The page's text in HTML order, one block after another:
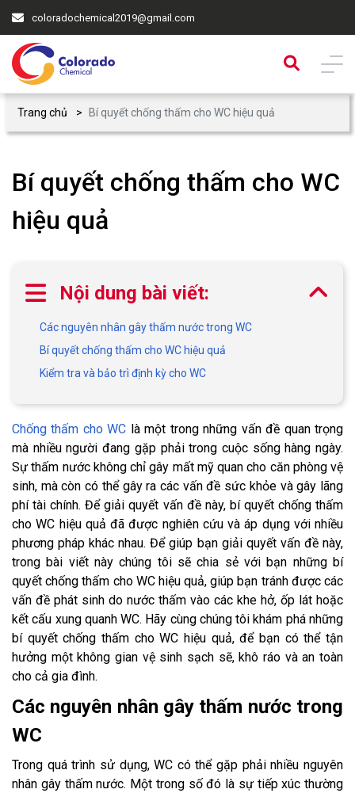
coloradochemical2019@gmail.com
Trang chủ Bí quyết chống thấm cho WC hiệu quả
Bí quyết chống thấm cho WC
hiệu quả
Nội dung bài viết:
Các nguyên nhân gây thấm nước trong WC
Bí quyết chống thấm cho WC hiệu quả
Kiểm tra và bảo trì định kỳ cho WC
Chống thấm cho WC là một trong những vấn đề quan trọng
mà nhiều người đang gặp phải trong cuộc sống hàng ngày.
Sự thấm nước không chỉ gây mất mỹ quan cho căn phòng vệ
sinh, mà còn có thể gây ra các vấn đề sức khỏe và gây lãng
phí tài chính. Để giải quyết vấn đề này, bí quyết chống thấm
cho WC hiệu quả đã được nghiên cứu và áp dụng với nhiều
phương pháp khác nhau. Để giúp bạn giải quyết vấn đề này,
trong bài viết này chúng tôi sẽ chia sẻ với bạn những bí
quyết chống thấm cho WC hiệu quả, giúp bạn tránh được các
vấn đề phát sinh do nước thấm vào các khe hở, ốp lát hoặc
kết cấu xung quanh WC. Hãy cùng chúng tôi khám phá những
bí quyết chống thấm cho WC hiệu quả, để bạn có thể tận
hưởng một không gian vệ sinh sạch sẽ, khô ráo và an toàn
cho cả gia đình.
Các nguyên nhân gây thấm nước trong
WC
Trong quá trình sử dụng, WC có thể gặp phải nhiều nguyên
nhân gây thấm nước. Một trong số đó là sự tiếp xúc thường